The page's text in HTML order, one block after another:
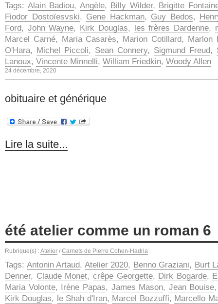
Tags: Alain Badiou, Angèle, Billy Wilder, Brigitte
Fiodor Dostoïesvski, Gene Hackman, Guy Bedos,
Ford, John Wayne, Kirk Douglas, les frères Dardenne,
Marcel Carné, Maria Casarès, Marion Cotillard, Marlon
O'Hara, Michel Piccoli, Sean Connery, Sigmund Freud,
Lanoux, Vincente Minnelli, William Friedkin, Woody Allen
24 décembre, 2020
obituaire et générique
Lire la suite...
été atelier comme un roman 6
Rubrique(s) :Atelier / Carnets de Pierre Cohen-Hadria
Tags: Antonin Artaud, Atelier 2020, Benno Graziani, Burt
Denner, Claude Monet, crêpe Georgette, Dirk Bogarde,
Maria Volonte, Irène Papas, James Mason, Jean Bouise
Kirk Douglas, le Shah d'Iran, Marcel Bozzuffi, Marcello